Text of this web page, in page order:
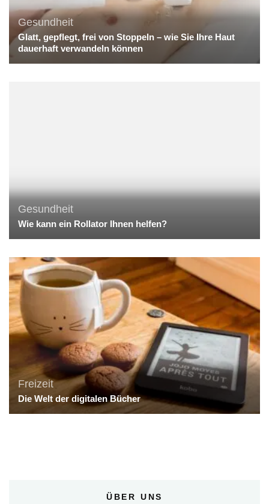
Gesundheit
Glatt, gepflegt, frei von Stoppeln – wie Sie Ihre Haut
dauerhaft verwandeln können
Gesundheit
Wie kann ein Rollator Ihnen helfen?
Freizeit
Die Welt der digitalen Bücher
ÜBER UNS